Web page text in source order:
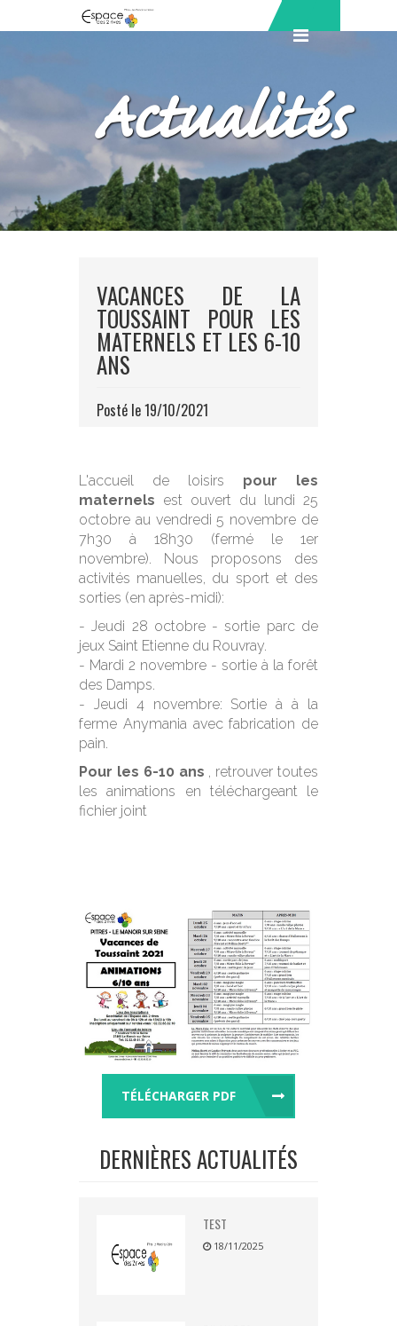
Actualités
VACANCES DE LA
TOUSSAINT POUR LES
MATERNELS ET LES 6-10
ANS
Posté le 19/10/2021
L'accueil de loisirs pour les
maternels est ouvert du lundi 25
octobre au vendredi 5 novembre de
7h30 à 18h30 (fermé le 1er
novembre). Nous proposons des
activités manuelles, du sport et des
sorties (en après-midi):
- Jeudi 28 octobre - sortie parc de
jeux Saint Etienne du Rouvray.
- Mardi 2 novembre - sortie à la forêt
des Damps.
- Jeudi 4 novembre: Sortie à à la
ferme Anymania avec fabrication de
pain.
Pour les 6-10 ans , retrouver toutes
les animations en téléchargeant le
fichier joint
TÉLÉCHARGER PDF
DERNIÈRES ACTUALITÉS
TEST
18/11/2025